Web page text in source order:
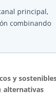
principal,
combinando
y
alternativas